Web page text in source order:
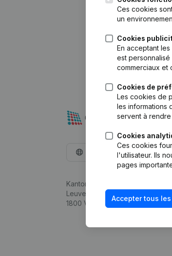
Ces cookies
un
Cookies
En acceptant
est
commerciaux et
Cookies de
Les cookies de
les informations
servent à
Cookies
Ces cookies
l'utilisateur. Ils
pages
Accepter tous
Français
Kantorenpark Everest
Leuvensesteenweg 248D,
1800 Vilvoorde